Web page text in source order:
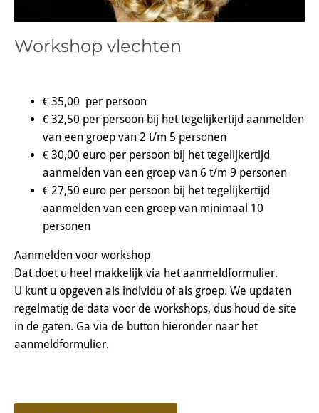
Workshop vlechten
€ 35,00 per persoon
€ 32,50 per persoon bij het tegelijkertijd aanmelden
van een groep van 2 t/m 5 personen
€ 30,00 euro per persoon bij het tegelijkertijd
aanmelden van een groep van 6 t/m 9 personen
€ 27,50 euro per persoon bij het tegelijkertijd
aanmelden van een groep van minimaal 10
personen
Aanmelden voor workshop
Dat doet u heel makkelijk via het aanmeldformulier.
U kunt u opgeven als individu of als groep. We updaten
regelmatig de data voor de workshops, dus houd de site
in de gaten. Ga via de button hieronder naar het
aanmeldformulier.